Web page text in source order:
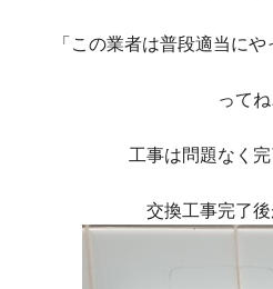
「この業者は普段適当にや
ってね
工事は問題なく
交換工事完了